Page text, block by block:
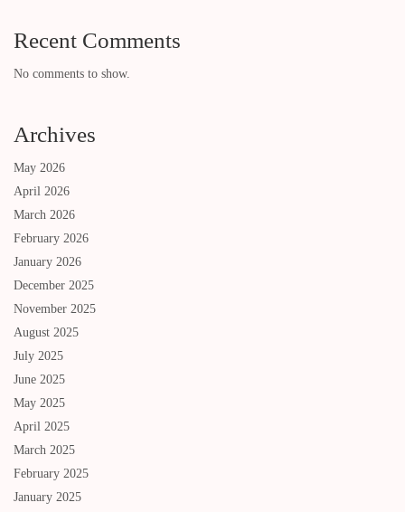
Recent Comments
No comments to show.
Archives
May 2026
April 2026
March 2026
February 2026
January 2026
December 2025
November 2025
August 2025
July 2025
June 2025
May 2025
April 2025
March 2025
February 2025
January 2025